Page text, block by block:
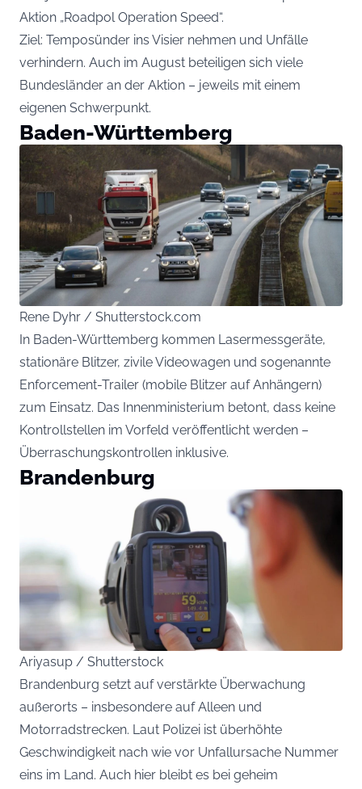
Aktion „Roadpol Operation Speed“.
Ziel: Temposünder ins Visier nehmen und Unfälle
verhindern. Auch im August beteiligen sich viele
Bundesländer an der Aktion – jeweils mit einem
eigenen Schwerpunkt.
Baden-Württemberg
Rene Dyhr / Shutterstock.com
In Baden-Württemberg kommen Lasermessgeräte,
stationäre Blitzer, zivile Videowagen und sogenannte
Enforcement-Trailer (mobile Blitzer auf Anhängern)
zum Einsatz. Das Innenministerium betont, dass keine
Kontrollstellen im Vorfeld veröffentlicht werden –
Überraschungskontrollen inklusive.
Brandenburg
Ariyasup / Shutterstock
Brandenburg setzt auf verstärkte Überwachung
außerorts – insbesondere auf Alleen und
Motorradstrecken. Laut Polizei ist überhöhte
Geschwindigkeit nach wie vor Unfallursache Nummer
eins im Land. Auch hier bleibt es bei geheim